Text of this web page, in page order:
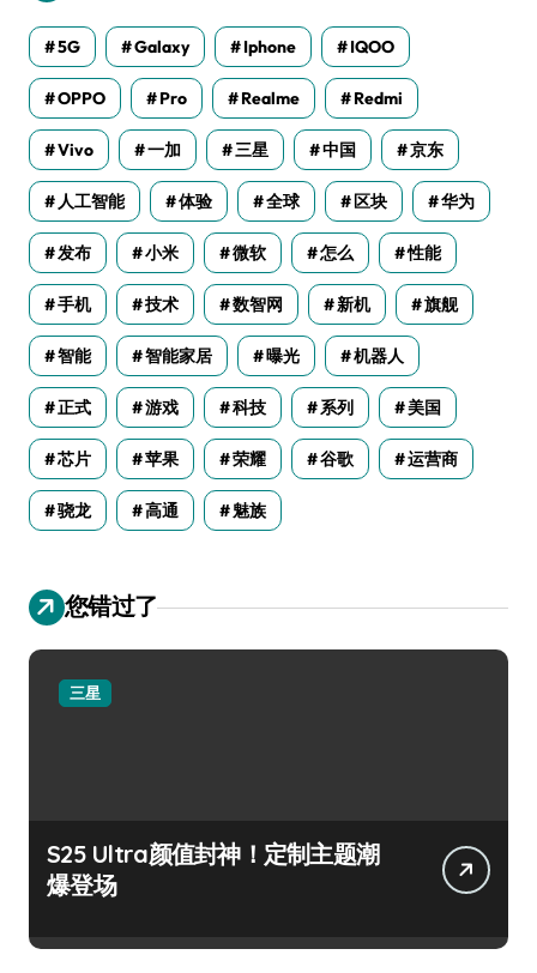
5G Galaxy Iphone IQOO
OPPO Pro Realme Redmi
Vivo 一加 三星 中国 京东
人工智能 体验 全球 区块 华为
发布 小米 微软 怎么 性能
手机 技术 数智网 新机 旗舰
智能 智能家居 曝光 机器人
正式 游戏 科技 系列 美国
芯片 苹果 荣耀 谷歌 运营商
骁龙 高通 魅族
您错过了
三星
S25 Ultra颜值封神！定制主题潮
爆登场